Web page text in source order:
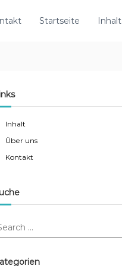
Startseite Inhalt
Inhalt
Über uns
Kontakt